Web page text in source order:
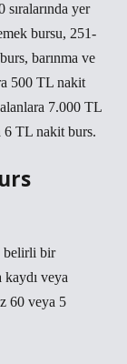
yer
bursu, 251-
barınma ve
500 TL nakit
7.000 TL
6 TL nakit burs.
belirli bir
veya
60 veya 5